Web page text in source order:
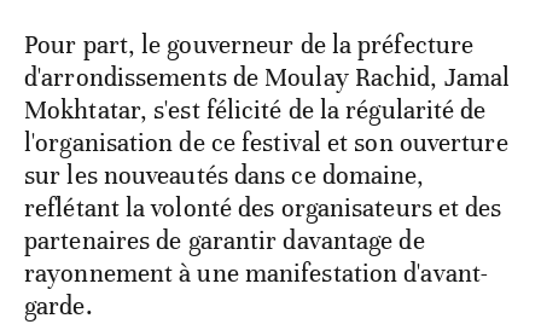
Pour part, le gouverneur de la préfecture
d'arrondissements de Moulay Rachid, Jamal
Mokhtatar, s'est félicité de la régularité de
l'organisation de ce festival et son ouverture
sur les nouveautés dans ce domaine,
reflétant la volonté des organisateurs et des
partenaires de garantir davantage de
rayonnement à une manifestation d'avant-
garde.